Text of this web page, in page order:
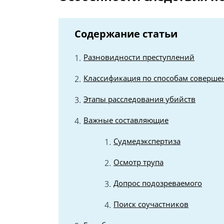
Содержание статьи
Разновидности преступлений
Классификация по способам
Этапы расследования убийств
Важные составляющие
Судмедэкспертиза
Осмотр трупа
Допрос подозреваемого
Поиск соучастников